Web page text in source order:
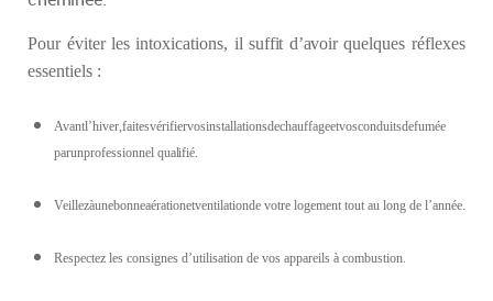
Pour éviter les intoxications, il suffit d’avoirquelques réflexes
essentiels :
Avantl’hiver,faitesvérifiervosinstallationsdechauffageetvosconduitsdefumée
parunprofessionnel qualifié.
Veillezàunebonneaérationetventilationde votre logement tout au long de l’année.
Respectez les consignes d’utilisation de vos appareils à combustion.